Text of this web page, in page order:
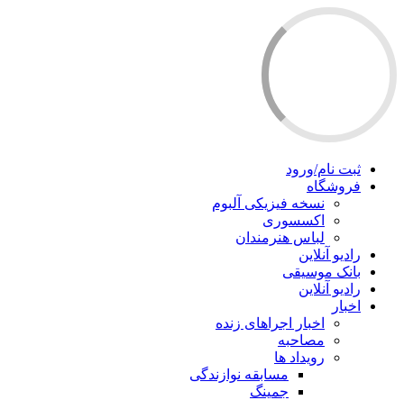
ثبت نام/ورود
فروشگاه
نسخه فیزیکی آلبوم
اکسسوری
لباس هنرمندان
رادیو آنلاین
بانک موسیقی
رادیو آنلاین
اخبار
اخبار اجراهای زنده
مصاحبه
رویداد ها
مسابقه نوازندگی
جمینگ